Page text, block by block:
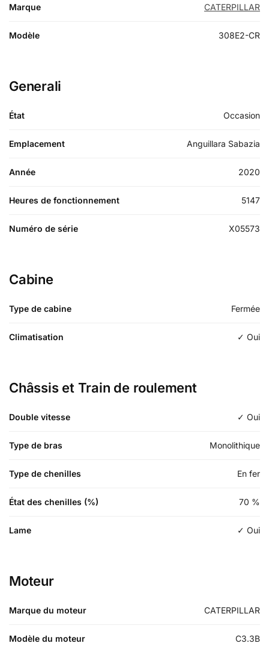
Marque CATERPILLAR
Modèle 308E2-CR
Generali
État Occasion
Emplacement Anguillara Sabazia
Année 2020
Heures de fonctionnement 5147
Numéro de série X05573
Cabine
Type de cabine Fermée
Climatisation ✓ Oui
Châssis et Train de roulement
Double vitesse ✓ Oui
Type de bras Monolithique
Type de chenilles En fer
État des chenilles (%) 70 %
Lame ✓ Oui
Moteur
Marque du moteur CATERPILLAR
Modèle du moteur C3.3B